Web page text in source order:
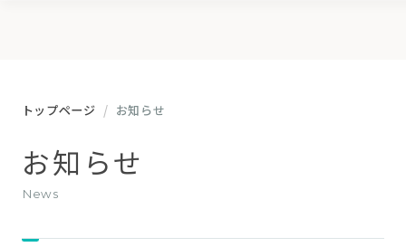
お知らせ
news
トップページ お知らせ